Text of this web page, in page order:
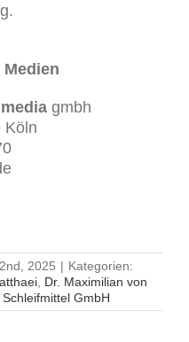
gmbh
Köln
2025 | Kategorien:
Dr. Maximilian von
GmbH